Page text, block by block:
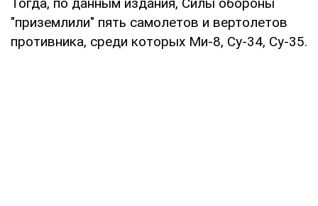
"приземлили" пять самолетов и вертолетов
противника, среди которых Ми-8, Су-34, Су-35.